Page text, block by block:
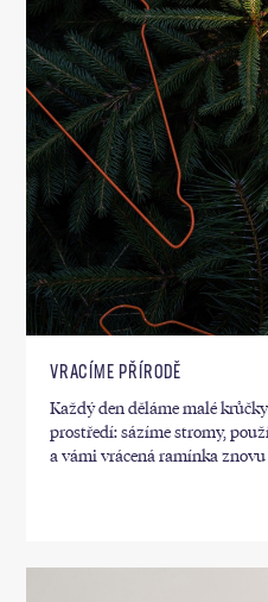
VRACÍME PŘÍRODĚ
Každý den děláme malé
prostředí: sázíme stromy,
a vámi vrácená ramínka